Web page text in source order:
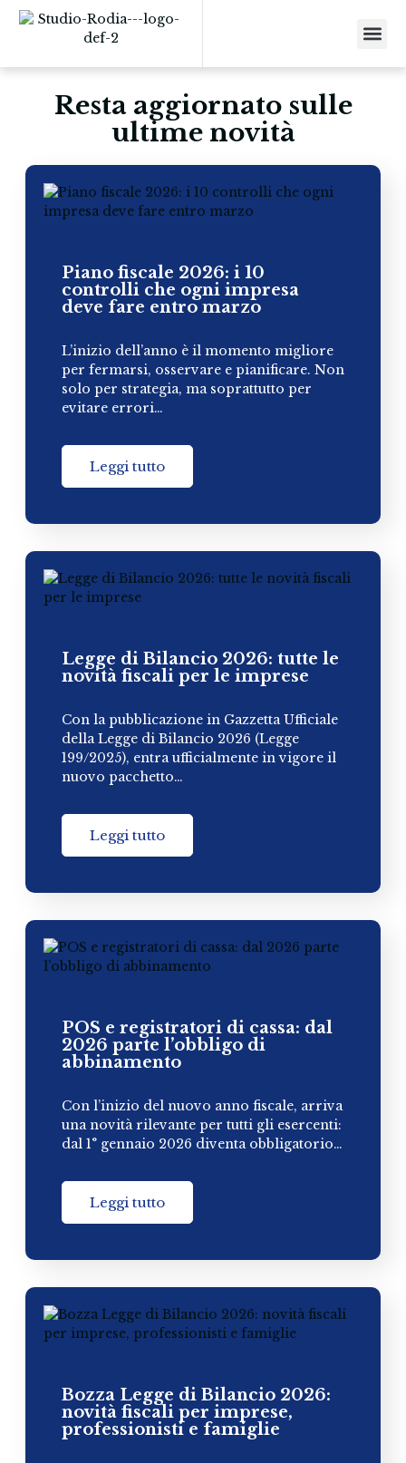
Resta aggiornato sulle
ultime novità
Piano fiscale 2026: i 10
controlli che ogni impresa
deve fare entro marzo
L’inizio dell’anno è il momento migliore
per fermarsi, osservare e pianificare. Non
solo per strategia, ma soprattutto per
evitare errori…
Leggi tutto
Legge di Bilancio 2026: tutte le
novità fiscali per le imprese
Con la pubblicazione in Gazzetta Ufficiale
della Legge di Bilancio 2026 (Legge
199/2025), entra ufficialmente in vigore il
nuovo pacchetto…
Leggi tutto
POS e registratori di cassa: dal
2026 parte l’obbligo di
abbinamento
Con l’inizio del nuovo anno fiscale, arriva
una novità rilevante per tutti gli esercenti:
dal 1° gennaio 2026 diventa obbligatorio…
Leggi tutto
Bozza Legge di Bilancio 2026:
novità fiscali per imprese,
professionisti e famiglie